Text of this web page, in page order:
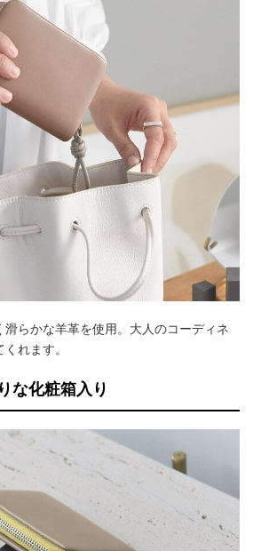
らかな羊革を使用。大人のコーディネ
れます。
な化粧箱入り